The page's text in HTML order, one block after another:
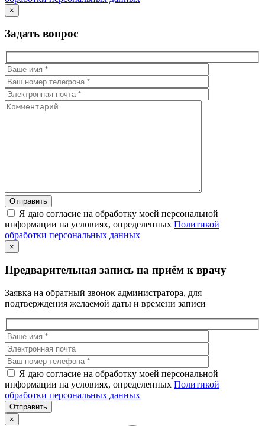
×
Задать вопрос
Я даю согласие на обработку моей персональной
информации на условиях, определенных Политикой
обработки персональных данных
×
Предварительная запись на приём к врачу
Заявка на обратный звонок администратора, для
подтверждения желаемой даты и времени записи
Я даю согласие на обработку моей персональной
информации на условиях, определенных Политикой
обработки персональных данных
×